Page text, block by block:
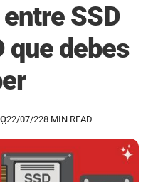
SSD
que debes
22/07/228 MIN READ